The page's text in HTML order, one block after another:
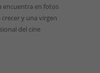
encuentra en fotos
y una virgen
del cine